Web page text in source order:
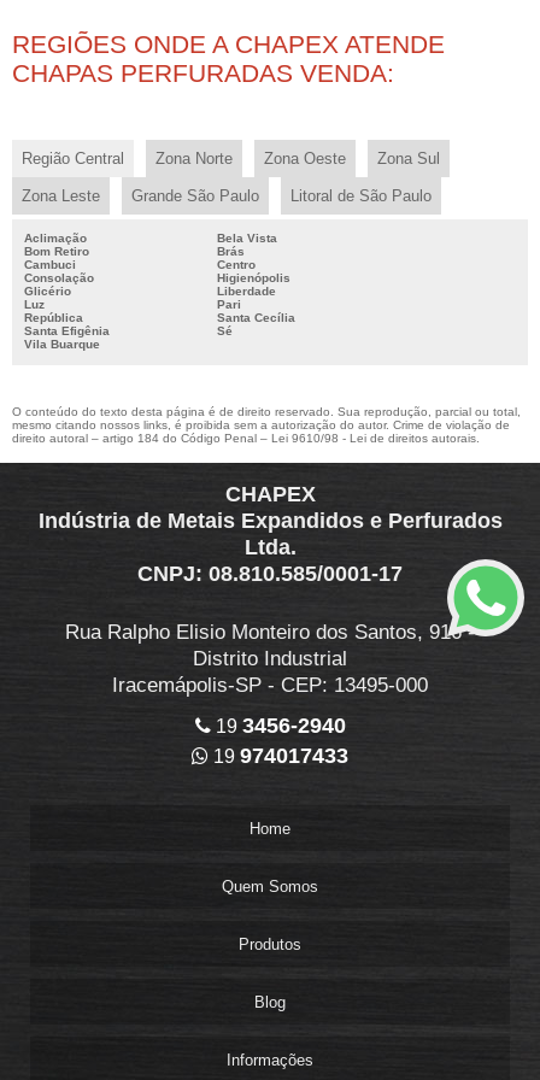
CHAPA EXPANDIDA PREÇO
CHAPA PERFURADA INOX PREÇO
EMPRESAS DE CHAPA EXPANDIDA
FABRICANTE DE CHAPA EXPANDIDA
ONDE COMPRAR CHAPA PERFURADA
PREÇO DE CHAPA PERFURADA
REGIÕES ONDE A CHAPEX ATENDE
CHAPAS PERFURADAS VENDA:
Região Central Zona Norte Zona Oeste Zona Sul
Zona Leste Grande São Paulo Litoral de São Paulo
Aclimação
Bela Vista
Bom Retiro
Brás
Cambuci
Centro
Consolação
Higienópolis
Glicério
Liberdade
Luz
Pari
República
Santa Cecília
Santa Efigênia
Sé
Vila Buarque
O conteúdo do texto desta página é de direito reservado. Sua reprodução, parcial ou total,
mesmo citando nossos links, é proibida sem a autorização do autor. Crime de violação de
direito autoral – artigo 184 do Código Penal – Lei 9610/98 - Lei de direitos autorais
CHAPEX
Indústria de Metais Expandidos e Perfurados
Ltda.
CNPJ: 08.810.585/0001-17
Rua Ralpho Elisio Monteiro dos Santos, 916 -
Distrito Industrial
Iracemápolis-SP - CEP: 13495-000
19 3456-2940
19 974017433
Home
Quem Somos
Produtos
Blog
Informações